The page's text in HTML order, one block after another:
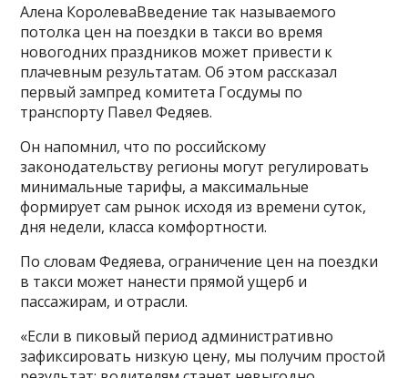
Алена КоролеваВведение так называемого
потолка цен на поездки в такси во время
новогодних праздников может привести к
плачевным результатам. Об этом рассказал
первый зампред комитета Госдумы по
транспорту Павел Федяев.
Он напомнил, что по российскому
законодательству регионы могут регулировать
минимальные тарифы, а максимальные
формирует сам рынок исходя из времени суток,
дня недели, класса комфортности.
По словам Федяева, ограничение цен на поездки
в такси может нанести прямой ущерб и
пассажирам, и отрасли.
«Если в пиковый период административно
зафиксировать низкую цену, мы получим простой